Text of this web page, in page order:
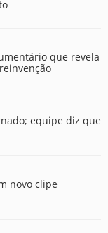
que revela
equipe diz que
novo clipe